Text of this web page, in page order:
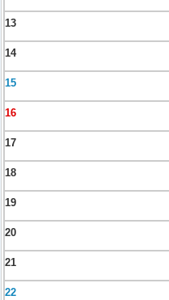
13
14
15
16
17
18
19
20
21
22